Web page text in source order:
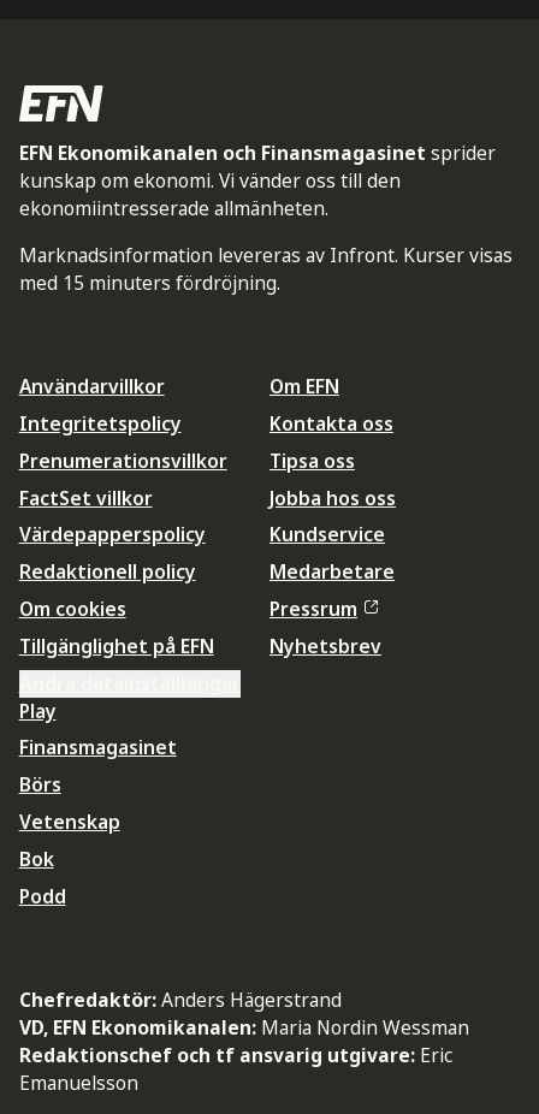
EFN Ekonomikanalen och Finansmagasinet sprider
kunskap om ekonomi. Vi vänder oss till den
ekonomiintresserade allmänheten.
Marknadsinformation levereras av Infront. Kurser visas
med 15 minuters fördröjning.
Användarvillkor
Integritetspolicy
Prenumerationsvillkor
FactSet villkor
Värdepapperspolicy
Redaktionell policy
Om cookies
Tillgänglighet på EFN
Om EFN
Kontakta oss
Tipsa oss
Jobba hos oss
Kundservice
Medarbetare
Pressrum
Nyhetsbrev
Play
Finansmagasinet
Börs
Vetenskap
Bok
Podd
Chefredaktör:Anders Hägerstrand
VD, EFN Ekonomikanalen: Maria Nordin Wessman
Redaktionschef och tf ansvarig utgivare: Eric
Emanuelsson